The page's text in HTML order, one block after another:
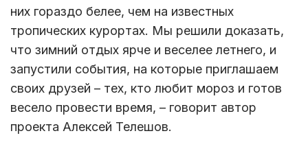
них гораздо белее, чем на известных
тропических курортах. Мы решили доказать,
что зимний отдых ярче и веселее летнего, и
запустили события, на которые приглашаем
своих друзей – тех, кто любит мороз и готов
весело провести время, – говорит автор
проекта Алексей Телешов.